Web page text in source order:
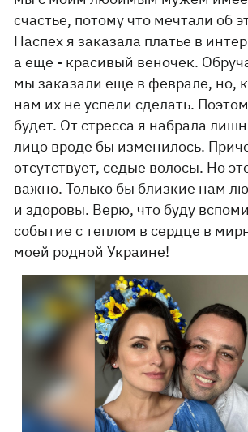
счастье, потому что мечтали об
Наспех я заказала платье в
а еще - красивый веночек.
мы заказали еще в феврале, но,
нам их не успели сделать.
будет. От стресса я набрала
лицо вроде бы изменилось.
отсутствует, седые волосы. Но
важно. Только бы близкие нам
и здоровы. Верю, что буду
событие с теплом в сердце в
моей родной Украине!